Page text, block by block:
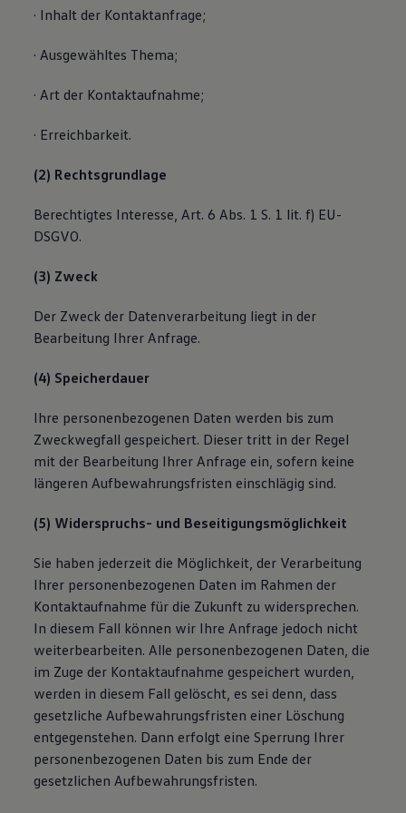
· Inhalt der Kontaktanfrage;
· Ausgewähltes Thema;
· Art der Kontaktaufnahme;
· Erreichbarkeit.
(2) Rechtsgrundlage
Berechtigtes Interesse, Art. 6 Abs. 1 S. 1 lit. f) EU-
DSGVO.
(3) Zweck
Der Zweck der Datenverarbeitung liegt in der
Bearbeitung Ihrer Anfrage.
(4) Speicherdauer
Ihre personenbezogenen Daten werden bis zum
Zweckwegfall gespeichert. Dieser tritt in der Regel
mit der Bearbeitung Ihrer Anfrage ein, sofern keine
längeren Aufbewahrungsfristen einschlägig sind.
(5) Widerspruchs- und Beseitigungsmöglichkeit
Sie haben jederzeit die Möglichkeit, der Verarbeitung
Ihrer personenbezogenen Daten im Rahmen der
Kontaktaufnahme für die Zukunft zu widersprechen.
In diesem Fall können wir Ihre Anfrage jedoch nicht
weiterbearbeiten. Alle personenbezogenen Daten, die
im Zuge der Kontaktaufnahme gespeichert wurden,
werden in diesem Fall gelöscht, es sei denn, dass
gesetzliche Aufbewahrungsfristen einer Löschung
entgegenstehen. Dann erfolgt eine Sperrung Ihrer
personenbezogenen Daten bis zum Ende der
gesetzlichen Aufbewahrungsfristen.